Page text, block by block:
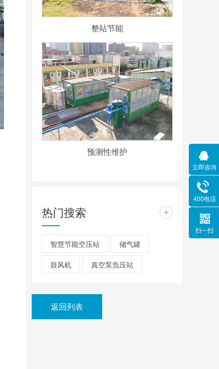
整站节能
预测性维护
热门搜索 +
智慧节能空压站 储气罐
鼓风机 真空泵负压站
返回列表
立即咨询
400电话
扫一扫